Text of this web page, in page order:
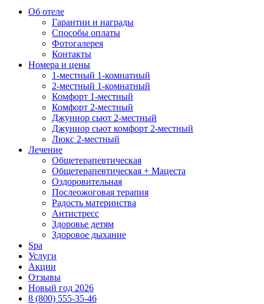
Об отеле
Гарантии и награды
Способы оплаты
Фотогалерея
Контакты
Номера и цены
1-местный 1-комнатный
2-местный 1-комнатный
Комфорт 1-местный
Комфорт 2-местный
Джуниор сьют 2-местный
Джуниор сьют комфорт 2-местный
Люкс 2-местный
Лечение
Общетерапевтическая
Общетерапевтическая + Мацеста
Оздоровительная
Послеожоговая терапия
Радость материнства
Антистресс
Здоровье детям
Здоровое дыхание
Spa
Услуги
Акции
Отзывы
Новый год 2026
8 (800) 555-35-46